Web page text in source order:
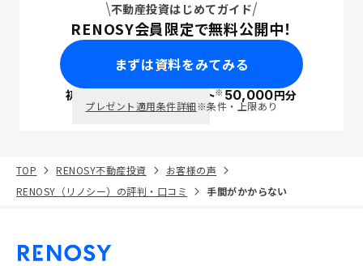
不動産投資はじめてガイド
RENOSY会員限定で無料公開中！
まずは資料をみてみる
初回面談で ポイント※50,000円分
プレゼント適用条件詳細※条件・上限あり
TOP RENOSY不動産投資
お客様の声
RENOSY（リノシー）の評判・口コミ
手間がかからない